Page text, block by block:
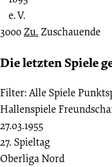
3000Zu. Zuschauende
Die letzten Spiele
Filter: Alle Spiele
Hallenspiele
27.03.1955
27. Spieltag
Oberliga Nord